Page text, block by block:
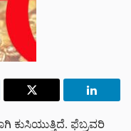
ಕುಸಿಯುತ್ತಿದೆ. ಫೆಬ್ರವರಿ